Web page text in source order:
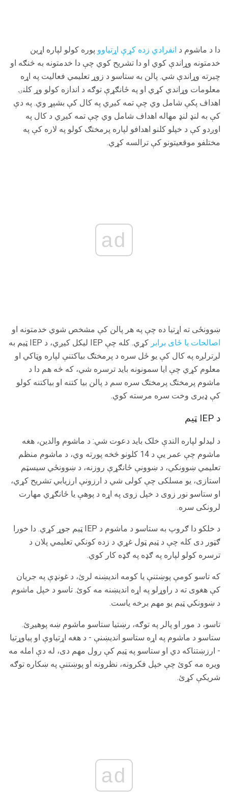
دا د ماشوم د انفرادي زده کړې اړتیاوو پوره کولو لپاره اړین
خدمتونه وړاندې کوي او دا تشریح کوي چې دا خدمتونه به څنګه او
چیرته وړاندې شي. پالن به ستاسو د زوړ تعلیمي فعالیت په اړه
معلومات وړاندي کړي او په ځانګړې توګه د اندازه کولو وړ کلنۍ
اهداف پکې شامل وي چې تمه کیږي په کال کې بشپړ وي. په دې
کې به لنډ لنډ مهاله اهداف شامل وي چې تمه کیږي د کال په
اوږدو کې د خپلو کلنو اهدافو لپاره پرمختګ کولو په لاره کې په
مختلفو موقعیتونو کې ترالسه کړي.
ad
ښوونځی ته اړتیا ده چې په هر پالن کې مشخص شوي خدمتونه او
اصالحات یا ځای برابر
کړي. کله چې IEP لیکل کیږي، د IEP ټیم به
لږترلږه په کال کې یو ځل سره د پرمختګ بیاکتنې لپاره وټاکي او
معلوم کړي چې ایا سمونونه باید ترسره شي، که څه هم دا د
ماشوم پرمختګ پرمختګ سره سم د پالن بیا کتنه او بیاکتنه کولو
کې ډیری وخت سره مرسته کوي.
د IEP ټیم
د لیدلو لپاره الندې خلک باید دعوت شي: د ماشوم والدین، هغه
ماشوم چې عمر یې د 14 کلونو څخه پورته وي، د ماشوم منظم
تعلیمي ښوونکي، د ښوونې ځانګړې روزنه، د ښوونځي سیسټم
استازی، یو مسلکی چې کولی شي د ارزونې ارزیابي تشریح کړي،
او ستاسو نور زوی د خپل زوی په اړه د پوهې یا ځانګړي مهارت
لرونکی سره.
د خلکو دا ګروپ به ستاسو د ماشوم د IEP ټیم جوړ کړي. دا خورا
ګټور دی کله چې د ټیم ټول غړي د زده کونکي تعلیمي پلان د
ترسره کولو لپاره په ګډه په ګډه کار کوي.
که تاسو کومې پوښتنې یا کومه اندیښنه لرئ، د غونډې په جریان
کې هغوی ته د راوړلو په اړه اندیښنه مه کوئ. تاسو د خپل ماشوم
د ښوونکي ټیم یو مهم برخه یاست.
تاسو، د مور او پالر په توګه، رښتیا ستاسو ماشوم ښه پوهیږئ.
ستاسو د ماشوم په اړه ستاسو اندیښنې - د هغه اړتیاوې او پیاوړتیا
- ارزښتناکه دي او ستاسو په ټیم کې رول مهم دی، له دې امله مه
ویره مه کوئ چې خپل فکرونه، نظرونه او پوښتنې په ښکاره توګه
شریکې کړئ.
ad